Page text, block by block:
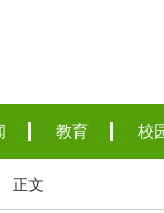
教育 校
正文